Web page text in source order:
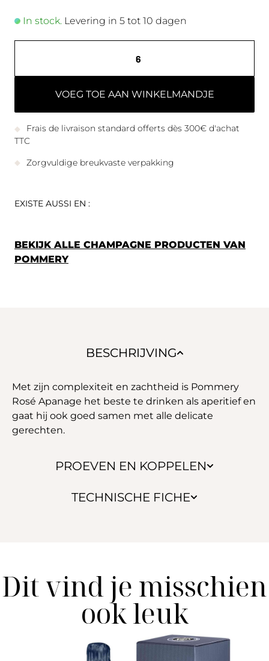
In stock. Levering in 5 tot 10 dagen
VOEG TOE AAN WINKELMANDJE
Frais de livraison standard offerts dès 300€ d'achat
TTC
Zorgvuldige breukvaste verpakking
EXISTE AUSSI EN :
BEKIJK ALLE CHAMPAGNE PRODUCTEN VAN
POMMERY
BESCHRIJVING
PROEVEN EN KOPPELEN
TECHNISCHE FICHE
Met zijn complexiteit en zachtheid is Pommery
Rosé Apanage het beste te drinken als aperitief en
gaat hij ook goed samen met alle delicate
gerechten.
Dit vind je misschien
ook leuk